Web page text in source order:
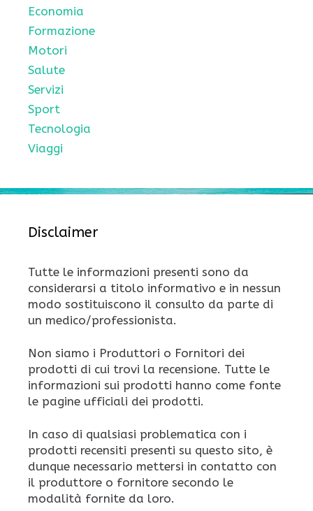
Economia
Formazione
Motori
Salute
Servizi
Sport
Tecnologia
Viaggi
Disclaimer
Tutte le informazioni presenti sono da
considerarsi a titolo informativo e in nessun
modo sostituiscono il consulto da parte di
un medico/professionista.
Non siamo i Produttori o Fornitori dei
prodotti di cui trovi la recensione. Tutte le
informazioni sui prodotti hanno come fonte
le pagine ufficiali dei prodotti.
In caso di qualsiasi problematica con i
prodotti recensiti presenti su questo sito, è
dunque necessario mettersi in contatto con
il produttore o fornitore secondo le
modalità fornite da loro.